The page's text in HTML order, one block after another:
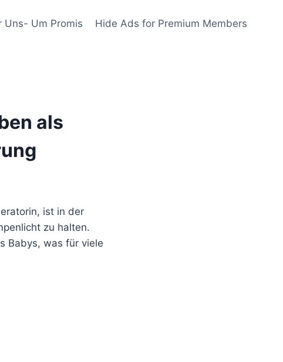
Uns- Um Promis Hide Ads for Premium Members
als
ist in der
zu halten.
Babys, was für viele